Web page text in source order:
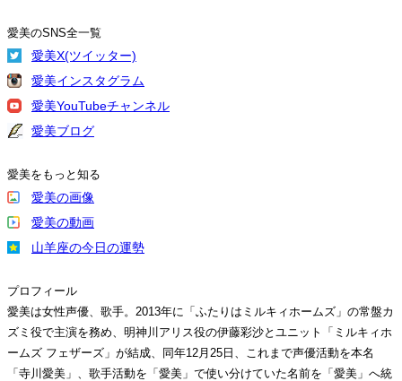
愛美のSNS全一覧
愛美X(ツイッター)
愛美インスタグラム
愛美YouTubeチャンネル
愛美ブログ
愛美をもっと知る
愛美の画像
愛美の動画
山羊座の今日の運勢
プロフィール
愛美は女性声優、歌手。2013年に「ふたりはミルキィホームズ」の常盤カ
ズミ役で主演を務め、明神川アリス役の伊藤彩沙とユニット「ミルキィホ
ームズ フェザーズ」が結成、同年12月25日、これまで声優活動を本名
「寺川愛美」、歌手活動を「愛美」で使い分けていた名前を「愛美」へ統